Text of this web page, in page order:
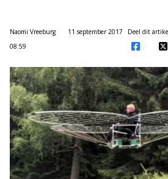
Naomi Vreeburg
11 september 2017
08:59
Deel dit